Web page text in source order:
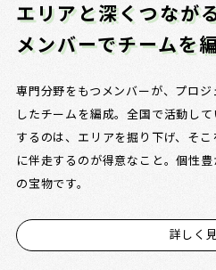
エリアと深くつなが
メンバーでチームを
専門分野をもつメンバーが、プロ
したチームを編成。全国で活動し
するのは、エリアを掘り下げ、そ
に伴走するのが得意なこと。個性
の宝物です。
詳しく